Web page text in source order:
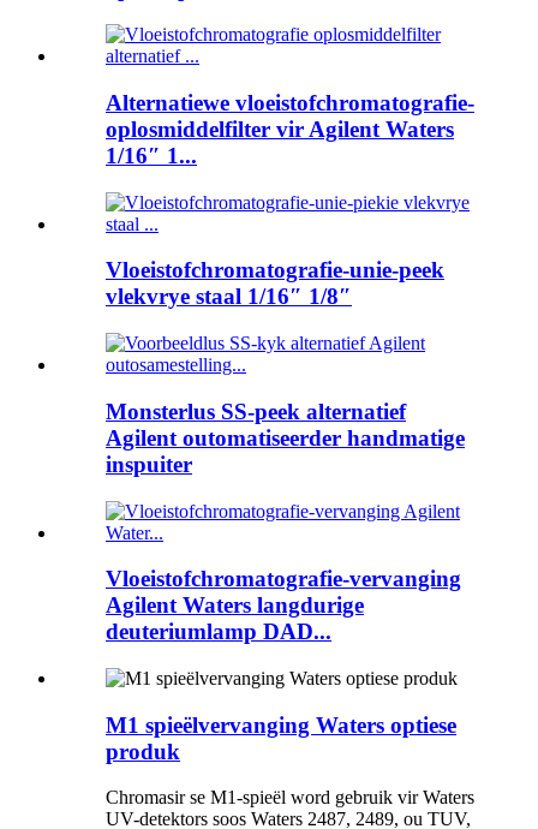
Alternatiewe vloeistofchromatografie-
oplosmiddelfilter vir Agilent Waters
1/16″ 1...
Vloeistofchromatografie-unie-peek
vlekvrye staal 1/16″ 1/8″
Monsterlus SS-peek alternatief
Agilent outomatiseerder handmatige
inspuiter
Vloeistofchromatografie-vervanging
Agilent Waters langdurige
deuteriumlamp DAD...
M1 spieëlvervanging Waters optiese
produk
Chromasir se M1-spieël word gebruik vir Waters
UV-detektors soos Waters 2487, 2489, ou TUV,